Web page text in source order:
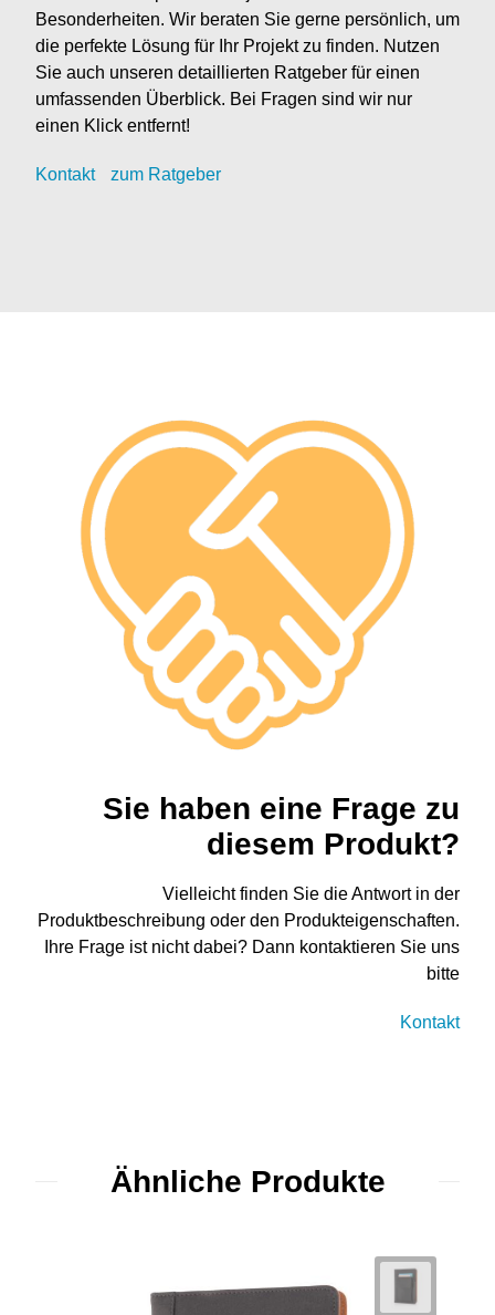
Besonderheiten. Wir beraten Sie gerne persönlich, um
die perfekte Lösung für Ihr Projekt zu finden. Nutzen
Sie auch unseren detaillierten Ratgeber für einen
umfassenden Überblick. Bei Fragen sind wir nur
einen Klick entfernt!
Kontakt zum Ratgeber
Sie haben eine Frage zu
diesem Produkt?
Vielleicht finden Sie die Antwort in der
Produktbeschreibung oder den Produkteigenschaften.
Ihre Frage ist nicht dabei? Dann kontaktieren Sie uns
bitte
Kontakt
Ähnliche Produkte